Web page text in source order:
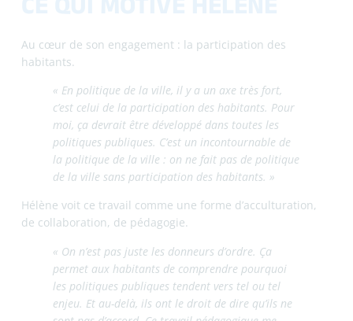
L’agglomération permet de soutenir des acteurs
commune d’implantation, comme Des Jantes et des Gens
et de créer des collaborations entre territoires et entre
acteurs.
Manon BIROLLEAU
Des Jantes et des gens (c) – Avril 2026
accompagnement ,associations ,engagement,enjeux
habitants,impact local,mobilité
pouvoir d'agir
projets , stratégie
terrain
PORTRAIT dimanche 29 Mar 2026
FACEBOOK LINKEDIN